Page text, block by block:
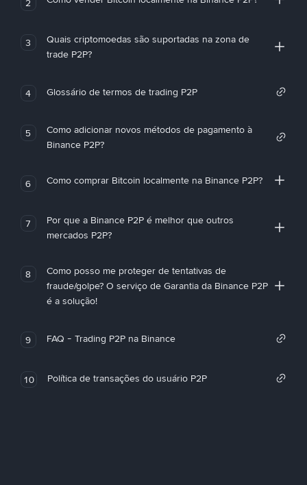
3
Quais criptomoedas são suportadas na zona de
trade P2P?
4 Glossário de termos de trading P2P
5
Como adicionar novos métodos de pagamento à
Binance P2P?
6 Como comprar Bitcoin localmente na Binance P2P?
7
Por que a Binance P2P é melhor que outros
mercados P2P?
8
Como posso me proteger de tentativas de
fraude/golpe? O serviço de Garantia da Binance P2P
é a solução!
9 FAQ - Trading P2P na Binance
10 Política de transações do usuário P2P